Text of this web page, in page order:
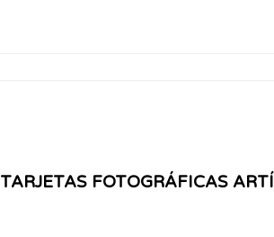
TARJETAS FOTOGRÁFICAS